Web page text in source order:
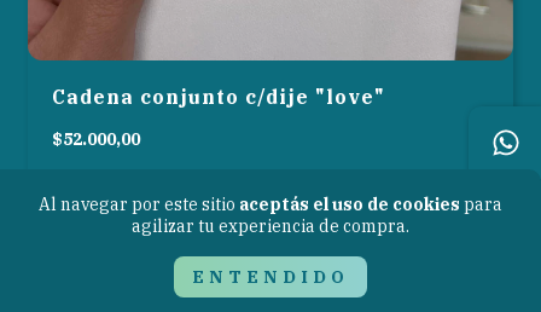
Al navegar por este sitio aceptás el uso de cookies para
agilizar tu experiencia de compra.
ENTENDIDO
Cadena conjunto c/dije "love"
$52.000,00